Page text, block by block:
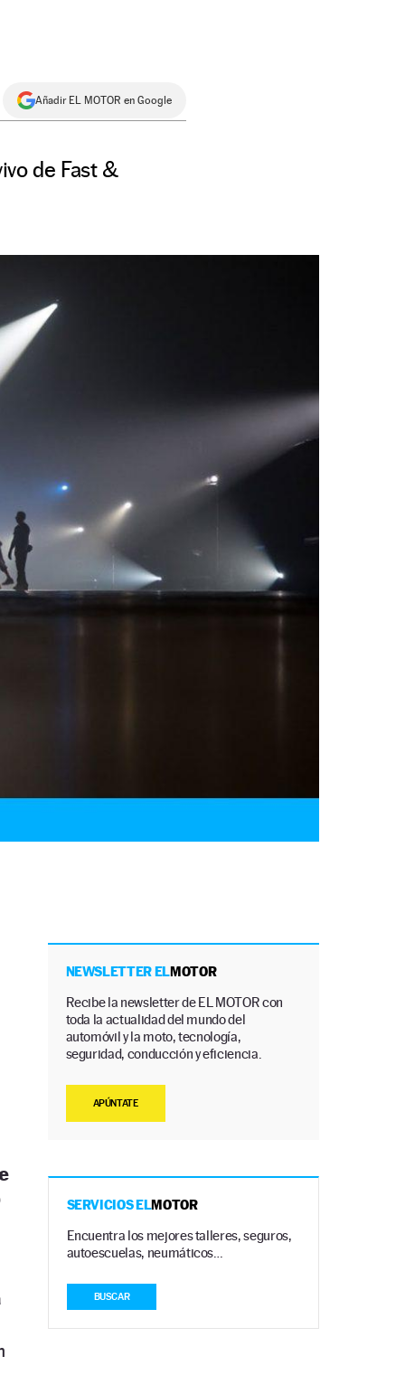
Añadir EL MOTOR en Google
de Fast &
NEWSLETTER ELMOTOR
Recibe la newsletter de EL MOTOR con
toda la actualidad del mundo del
automóvil y la moto, tecnología,
seguridad, conducción y eficiencia.
APÚNTATE
SERVICIOS ELMOTOR
Encuentra los mejores talleres, seguros,
autoescuelas, neumáticos…
BUSCAR